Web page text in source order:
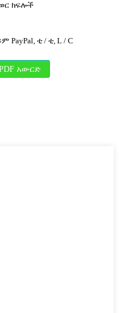
ክፍሎች
PayPal, ቲ / ቲ, L / C
አውርድ